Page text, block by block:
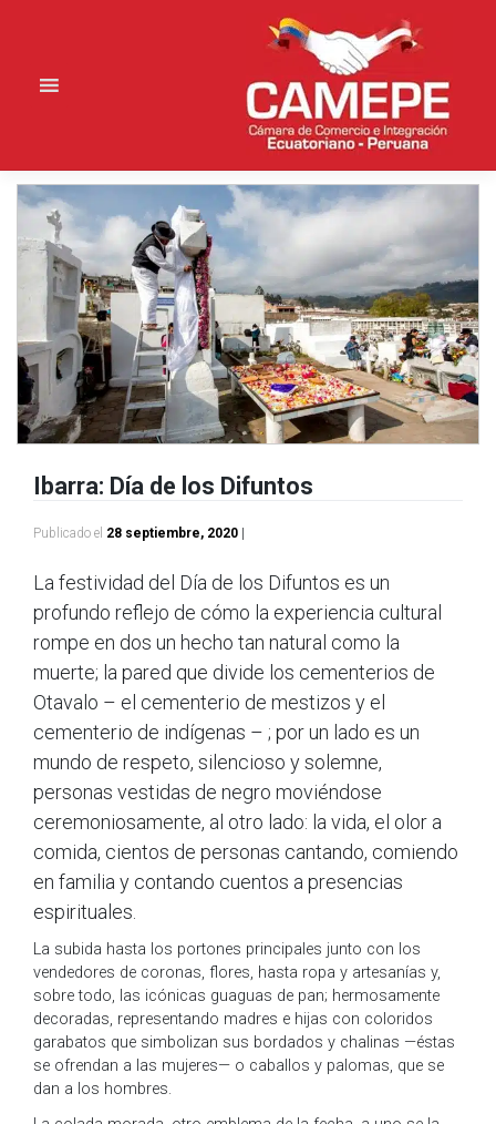
Ibarra: Día de los Difuntos
Publicado el 28 septiembre, 2020
La festividad del Día de los Difuntos es un
profundo reflejo de cómo la experiencia cultural
rompe en dos un hecho tan natural como la
muerte; la pared que divide los cementerios de
Otavalo – el cementerio de mestizos y el
cementerio de indígenas – ; por un lado es un
mundo de respeto, silencioso y solemne,
personas vestidas de negro moviéndose
ceremoniosamente, al otro lado: la vida, el olor a
comida, cientos de personas cantando, comiendo
en familia y contando cuentos a presencias
espirituales.
La subida hasta los portones principales junto con los
vendedores de coronas, flores, hasta ropa y artesanías y,
sobre todo, las icónicas guaguas de pan; hermosamente
decoradas, representando madres e hijas con coloridos
garabatos que simbolizan sus bordados y chalinas —éstas
se ofrendan a las mujeres— o caballos y palomas, que se
dan a los hombres.